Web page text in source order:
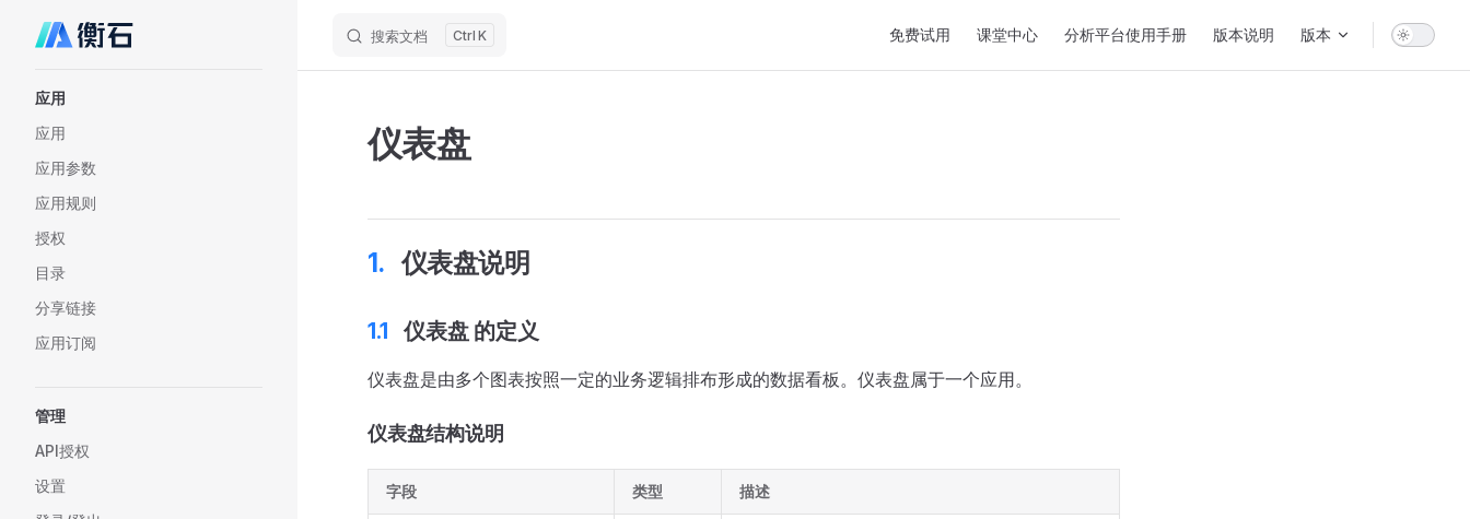
Skip to content 搜索文档 K 免费试用 课堂中心 分析平台使用手册 版本说明 版本
应用
应用
应用参数
应用规则
授权
目录
分享链接
应用订阅
管理
API授权
设置
仪表盘
仪表盘说明
仪表盘 的定义
仪表盘是由多个图表按照一定的业务逻辑排布形成的数据看板。仪表盘属于一个应用。
仪表盘结构说明
字段 类型 描述